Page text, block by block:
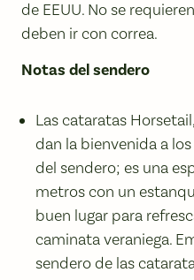
de EEUU. No se
deben ir con correa.
Notas del sendero
Las cataratas
dan la bienvenida a
del sendero; es una
metros con un
buen lugar para
caminata veraniega.
sendero de las